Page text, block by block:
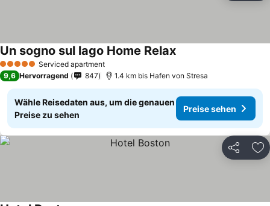
5 Sterne Serviced apartment
Un sogno sul lago Home Relax
9,6 Hervorragend 847 1.4 km bis Hafen von Stresa
Wähle Reisedaten aus, um die genauen
Preise zu sehen
Preise sehen
Teilen